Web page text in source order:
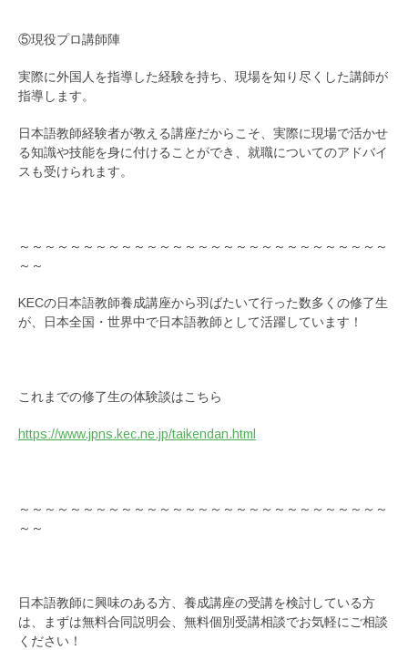
⑤現役プロ講師陣
実際に外国人を指導した経験を持ち、現場を知り尽くした講師が
指導します。
日本語教師経験者が教える講座だからこそ、実際に現場で活かせ
る知識や技能を身に付けることができ、就職についてのアドバイ
スも受けられます。
～～～～～～～～～～～～～～～～～～～～～～～～～～～～～
～～
KECの日本語教師養成講座から羽ばたいて行った数多くの修了生
が、日本全国・世界中で日本語教師として活躍しています！
これまでの修了生の体験談はこちら
https://www.jpns.kec.ne.jp/taikendan.html
～～～～～～～～～～～～～～～～～～～～～～～～～～～～～
～～
日本語教師に興味のある方、養成講座の受講を検討している方
は、まずは無料合同説明会、無料個別受講相談でお気軽にご相談
ください！